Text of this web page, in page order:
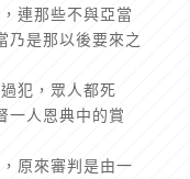
連那些不與亞當
乃是那以後要來之
犯，眾人都死
一人恩典中的賞
原來審判是由一